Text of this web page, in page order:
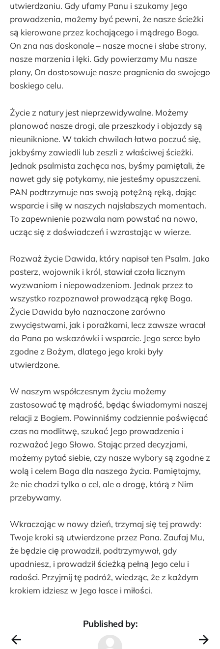
utwierdzaniu. Gdy ufamy Panu i szukamy Jego
prowadzenia, możemy być pewni, że nasze ścieżki
są kierowane przez kochającego i mądrego Boga.
On zna nas doskonale – nasze mocne i słabe strony,
nasze marzenia i lęki. Gdy powierzamy Mu nasze
plany, On dostosowuje nasze pragnienia do swojego
boskiego celu.
Życie z natury jest nieprzewidywalne. Możemy
planować nasze drogi, ale przeszkody i objazdy są
nieuniknione. W takich chwilach łatwo poczuć się,
jakbyśmy zawiedli lub zeszli z właściwej ścieżki.
Jednak psalmista zachęca nas, byśmy pamiętali, że
nawet gdy się potykamy, nie jesteśmy opuszczeni.
PAN podtrzymuje nas swoją potężną ręką, dając
wsparcie i siłę w naszych najsłabszych momentach.
To zapewnienie pozwala nam powstać na nowo,
ucząc się z doświadczeń i wzrastając w wierze.
Rozważ życie Dawida, który napisał ten Psalm. Jako
pasterz, wojownik i król, stawiał czoła licznym
wyzwaniom i niepowodzeniom. Jednak przez to
wszystko rozpoznawał prowadzącą rękę Boga.
Życie Dawida było naznaczone zarówno
zwycięstwami, jak i porażkami, lecz zawsze wracał
do Pana po wskazówki i wsparcie. Jego serce było
zgodne z Bożym, dlatego jego kroki były
utwierdzone.
W naszym współczesnym życiu możemy
zastosować tę mądrość, będąc świadomymi naszej
relacji z Bogiem. Powinniśmy codziennie poświęcać
czas na modlitwę, szukać Jego prowadzenia i
rozważać Jego Słowo. Stając przed decyzjami,
możemy pytać siebie, czy nasze wybory są zgodne z
wolą i celem Boga dla naszego życia. Pamiętajmy,
że nie chodzi tylko o cel, ale o drogę, którą z Nim
przebywamy.
Wkraczając w nowy dzień, trzymaj się tej prawdy:
Twoje kroki są utwierdzone przez Pana. Zaufaj Mu,
że będzie cię prowadził, podtrzymywał, gdy
upadniesz, i prowadził ścieżką pełną Jego celu i
radości. Przyjmij tę podróż, wiedząc, że z każdym
krokiem idziesz w Jego łasce i miłości.
Published by: